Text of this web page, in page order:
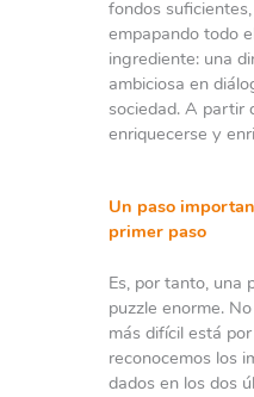
fondos
empapando todo
ingrediente: una
ambiciosa en
sociedad. A partir
enriquecerse y
Un paso
primer paso
Es, por tanto, una
puzzle enorme.
más difícil está
reconocemos los
dados en los dos